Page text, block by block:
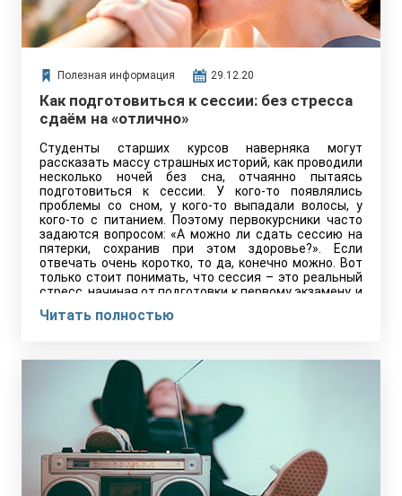
Полезная информация 29.12.20
Как подготовиться к сессии: без стресса
сдаём на «отлично»
Студенты старших курсов наверняка могут
рассказать массу страшных историй, как проводили
несколько ночей без сна, отчаянно пытаясь
подготовиться к сессии. У кого-то появлялись
проблемы со сном, у кого-то выпадали волосы, у
кого-то с питанием. Поэтому первокурсники часто
задаются вопросом: «А можно ли сдать сессию на
пятерки, сохранив при этом здоровье?». Если
отвечать очень коротко, то да, конечно можно. Вот
только стоит понимать, что сессия – это реальный
стресс, начиная от подготовки к первому экзамену, и
стресс может сыграть с организмом студента злую
запоминания. Ну, и где стресс, там и проблемы со
здоровьем: страдают волосы, кожа, вес. А здоровье
для студента очень важно! Думаю, не стоит
объяснять почему.
Читать полностью